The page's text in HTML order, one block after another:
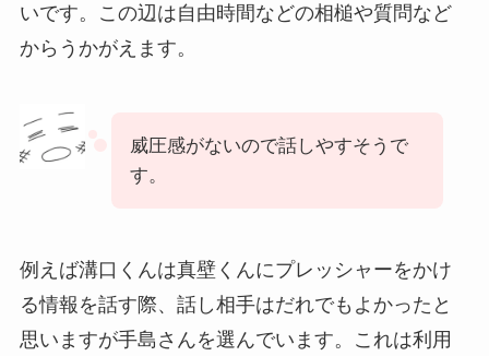
いです。この辺は自由時間などの相槌や質問など
からうかがえます。
威圧感がないので話しやすそうで
す。
例えば溝口くんは真壁くんにプレッシャーをかけ
る情報を話す際、話し相手はだれでもよかったと
思いますが手島さんを選んでいます。これは利用